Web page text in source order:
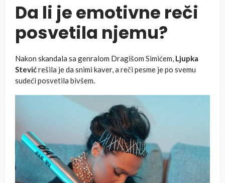
Da li je emotivne reči
posvetila njemu?
Nakon skandala sa genralom Dragišom Simićem, Ljupka
Stevićrešila je da snimi kaver, a reči pesme je po svemu
sudeći posvetila bivšem.